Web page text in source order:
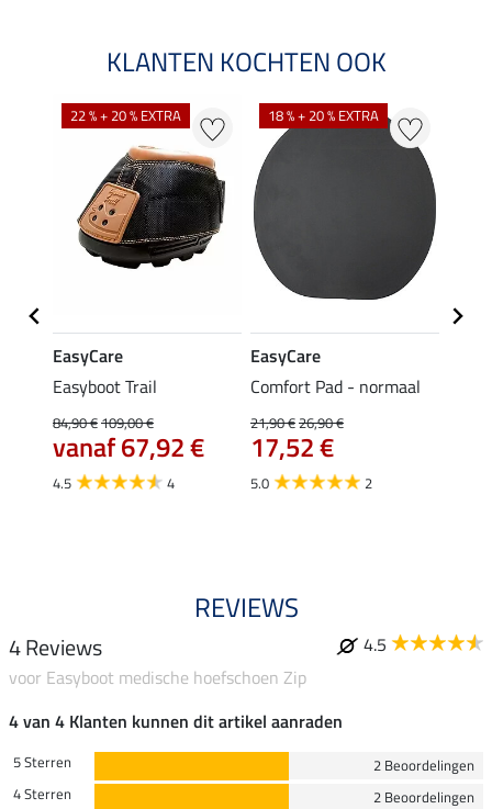
KLANTEN KOCHTEN OOK
22 % + 20 % EXTRA
EasyCare
Easyboot Trail
84,90 €109,00 €
vanaf 67,92 €
4.5 4
18 % + 20 % EXTRA
EasyCare
Comfort Pad - normaal
21,90 €26,90 €
17,52 €
5.0 2
REVIEWS
4 Reviews
4.5
voor Easyboot medische hoefschoen Zip
4 van 4 Klanten kunnen dit artikel aanraden
5 Sterren
2 Beoordelingen
4 Sterren
2 Beoordelingen